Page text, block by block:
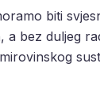
biti
bez duljeg